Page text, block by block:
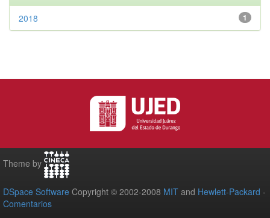
1
2018
Theme by
DSpace Software Copyright © 2002-2008 MIT and Hewlett-Packard -
Comentarios